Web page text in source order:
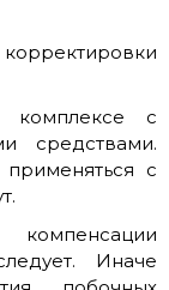
с
средствами.
с
Иначе